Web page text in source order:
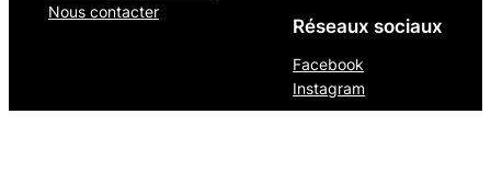
Nous contacter
Réseaux sociaux
Facebook
Instagram